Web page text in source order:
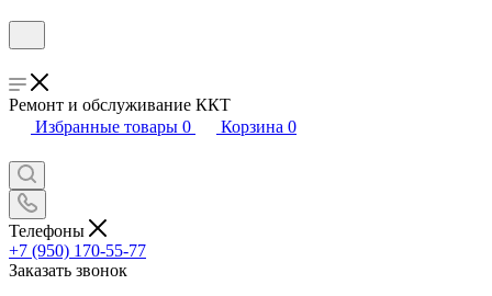
Ремонт и обслуживание ККТ
Избранные товары 0 Корзина 0
Телефоны
+7 (950) 170-55-77
Заказать звонок